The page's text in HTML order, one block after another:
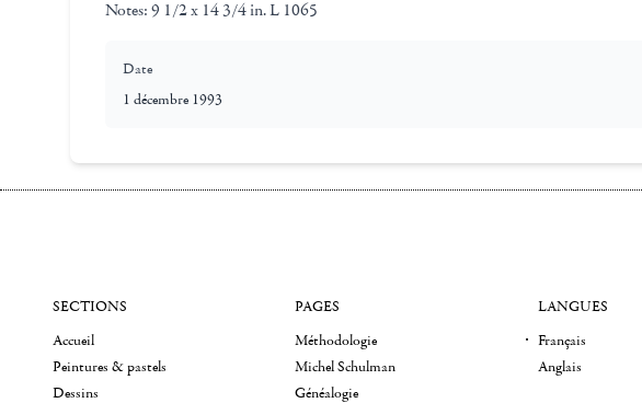
Notes: 9 1/2 x 14 3/4 in. L 1065
Date
1 décembre 1993
SECTIONS
Accueil
Peintures & pastels
Dessins
PAGES
Méthodologie
Michel Schulman
Généalogie
LANGUES
Français
Anglais